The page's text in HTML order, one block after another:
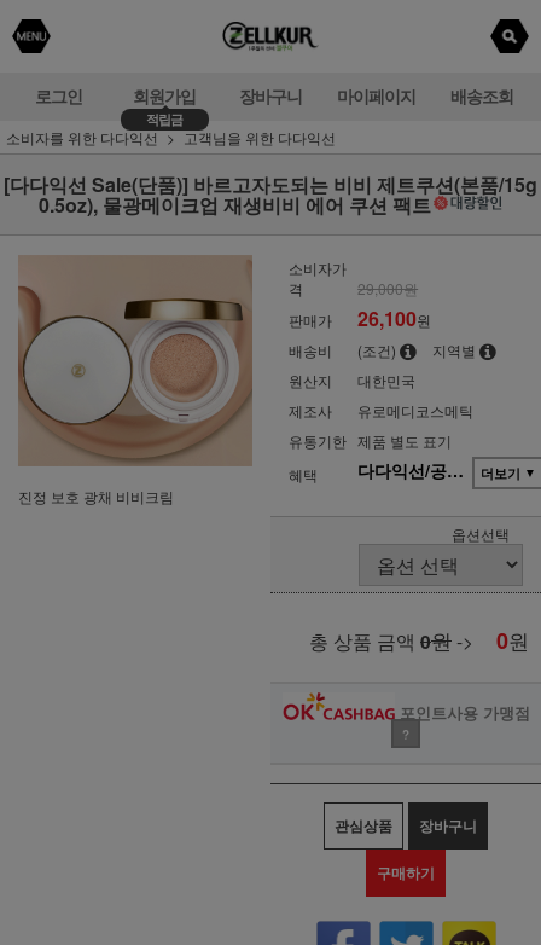
로그인 회원가입
적립금
장바구니 마이페이지 배송조회
소비자를 위한 다다익선 고객님을 위한 다다익선
[다다익선 Sale(단품)] 바르고자도되는 비비 제트쿠션(본품/15g
0.5oz), 물광메이크업 재생비비 에어 쿠션 팩트
진정 보호 광채 비비크림
소비자가
격
29,000원
판매가
26,100원
배송비
(조건)
지역별
원산지
대한민국
제조사
유로메디코스메틱
유통기한 제품 별도 표기
혜택
다다익선/공동구매(단품) 더보기 ▼
옵션선택
총 상품 금액 0원-> 0원
포인트사용 가맹점
?
관심상품 장바구니
구매하기